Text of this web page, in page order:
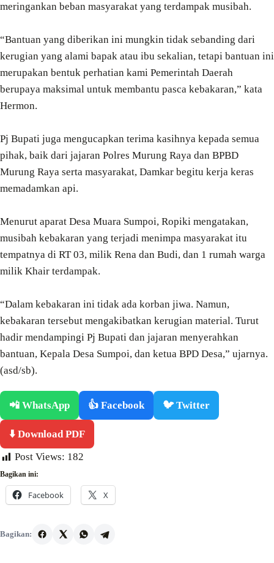
meringankan beban masyarakat yang terdampak musibah.
“Bantuan yang diberikan ini mungkin tidak sebanding dari
kerugian yang alami bapak atau ibu sekalian, tetapi bantuan ini
merupakan bentuk perhatian kami Pemerintah Daerah
berupaya maksimal untuk membantu pasca kebakaran,” kata
Hermon.
Pj Bupati juga mengucapkan terima kasihnya kepada semua
pihak, baik dari jajaran Polres Murung Raya dan BPBD
Murung Raya serta masyarakat, Damkar begitu kerja keras
memadamkan api.
Menurut aparat Desa Muara Sumpoi, Ropiki mengatakan,
musibah kebakaran yang terjadi menimpa masyarakat itu
tempatnya di RT 03, milik Rena dan Budi, dan 1 rumah warga
milik Khair terdampak.
“Dalam kebakaran ini tidak ada korban jiwa. Namun,
kebakaran tersebut mengakibatkan kerugian material. Turut
hadir mendampingi Pj Bupati dan jajaran menyerahkan
bantuan, Kepala Desa Sumpoi, dan ketua BPD Desa,” ujarnya.
(asd/sb).
📲 WhatsApp 👍 Facebook 🐦 Twitter
⬇️ Download PDF
Post Views: 182
Bagikan ini:
Facebook X
Bagikan: